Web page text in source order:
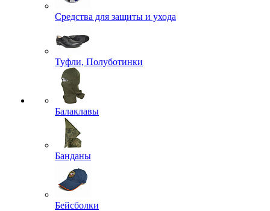
Средства для защиты и ухода
Туфли, Полуботинки
Балаклавы
Банданы
Бейсболки